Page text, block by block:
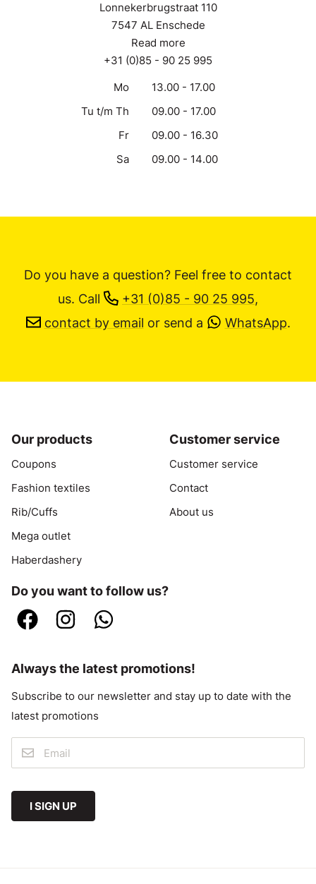
Lonnekerbrugstraat 110
7547 AL Enschede
Read more
+31 (0)85 - 90 25 995
Mo
13.00 - 17.00
Tu t/m Th
09.00 - 17.00
Fr
09.00 - 16.30
Sa
09.00 - 14.00
Do you have a question? Feel free to contact
us. Call +31 (0)85 - 90 25 995,
contact by email or send a WhatsApp.
Our products
Coupons
Fashion textiles
Rib/Cuffs
Mega outlet
Haberdashery
Customer service
Customer service
Contact
About us
Do you want to follow us?
Always the latest promotions!
Subscribe to our newsletter and stay up to date with the
latest promotions
I SIGN UP